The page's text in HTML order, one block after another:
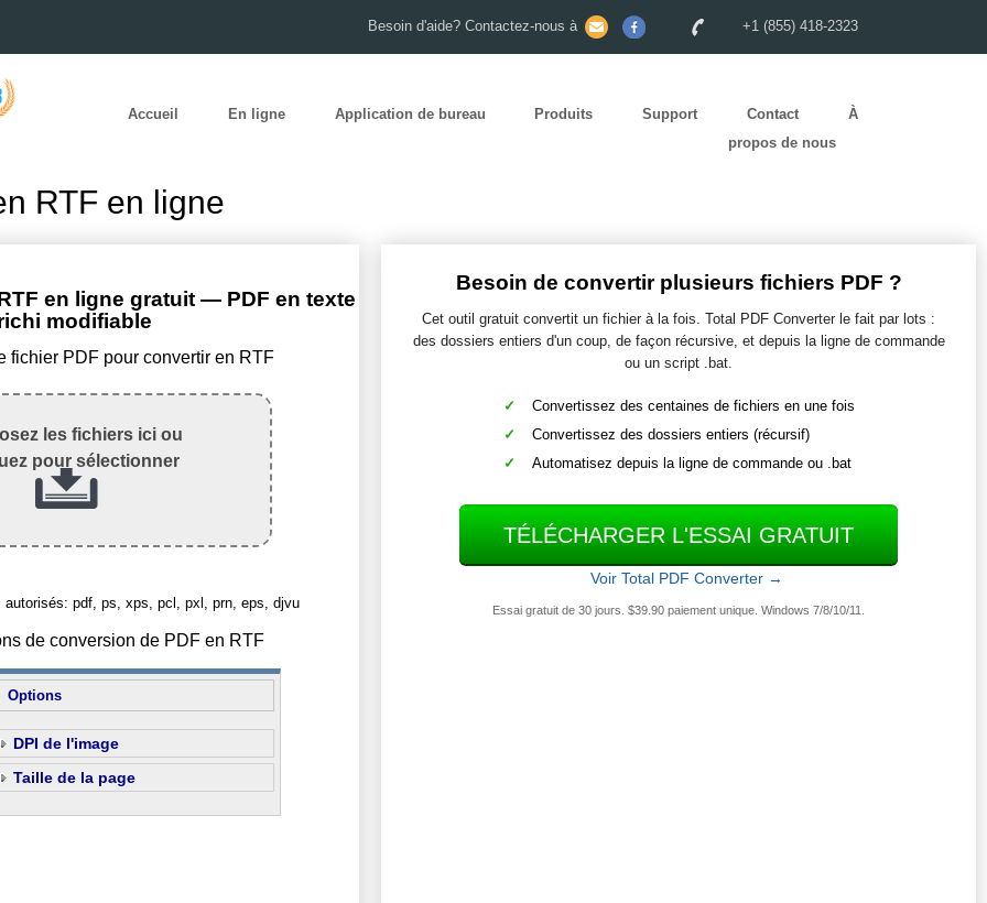
Besoin d'aide? Contactez-nous à +1 (855) 418-2323
Accueil En ligne Application de bureau Produits Support Contact
À
propos de nous
RTF en ligne
en ligne gratuit — PDF en texte
modifiable
fichier PDF pour convertir en RTF
les fichiers ici ou
pour sélectionner
autorisés: pdf, ps, xps, pcl, pxl, prn, eps, djvu
de conversion de PDF en RTF
Options
DPI de l'image
Taille de la page
Besoin de convertir plusieurs fichiers PDF ?
Cet outil gratuit convertit un fichier à la fois. Total PDF Converter le fait par lots :
des dossiers entiers d'un coup, de façon récursive, et depuis la ligne de commande
ou un script .bat.
Convertissez des centaines de fichiers en une fois
Convertissez des dossiers entiers (récursif)
Automatisez depuis la ligne de commande ou .bat
TÉLÉCHARGER L'ESSAI GRATUIT
Voir Total PDF Converter →
Essai gratuit de 30 jours. $39.90 paiement unique. Windows 7/8/10/11.